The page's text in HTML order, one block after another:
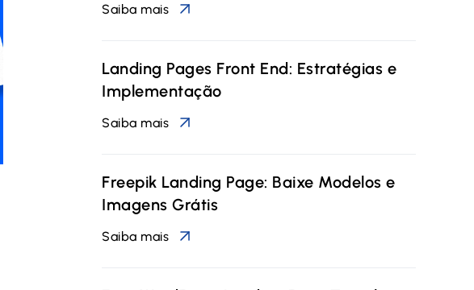
Saiba mais
Landing Pages Front End: Estratégias e
Implementação
Saiba mais
Freepik Landing Page: Baixe Modelos e
Imagens Grátis
Saiba mais